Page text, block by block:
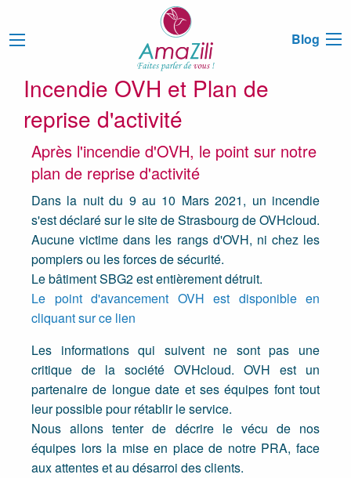
Blog
Incendie OVH et Plan de
reprise d'activité
Après l'incendie d'OVH, le point sur notre
plan de reprise d'activité
Dans la nuit du 9 au 10 Mars 2021, un incendie
s'est déclaré sur le site de Strasbourg de OVHcloud.
Aucune victime dans les rangs d'OVH, ni chez les
pompiers ou les forces de sécurité.
Le bâtiment SBG2 est entièrement détruit.
Le point d'avancement OVH est disponible en
cliquant sur ce lien
Les informations qui suivent ne sont pas une
critique de la société OVHcloud. OVH est un
partenaire de longue date et ses équipes font tout
leur possible pour rétablir le service.
Nous allons tenter de décrire le vécu de nos
équipes lors la mise en place de notre PRA, face
aux attentes et au désarroi des clients.